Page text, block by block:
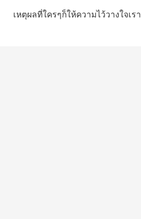
เหตุผลที่ใครๆก็ให้ความไว้วางใจเรา